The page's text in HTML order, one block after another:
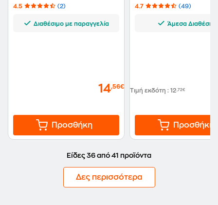
4.5 (2)
Διαθέσιμο με παραγγελία
14,56€
Προσθήκη
4.7 (49)
Άμεσα Διαθέσιμο
Τιμή εκδότη : 12,72€
Προσθήκη
Είδες 36 από 41 προϊόντα
Δες περισσότερα